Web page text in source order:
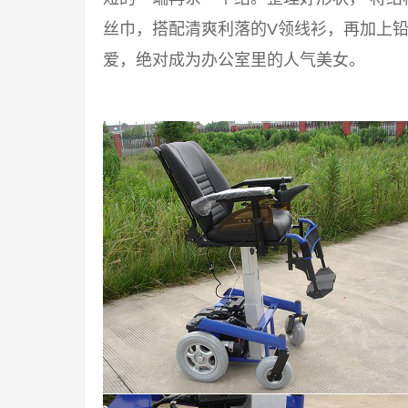
丝巾，搭配清爽利落的V领线衫，再加上
爱，绝对成为办公室里的人气美女。